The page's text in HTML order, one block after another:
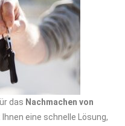
das Nachmachen von
eine schnelle Lösung,